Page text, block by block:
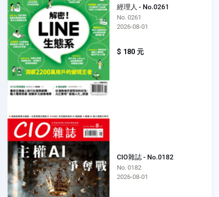
經理人 - No.0261
No. 0261
2026-08-01
$ 180 元
CIO雜誌 - No.0182
No. 0182
2026-08-01